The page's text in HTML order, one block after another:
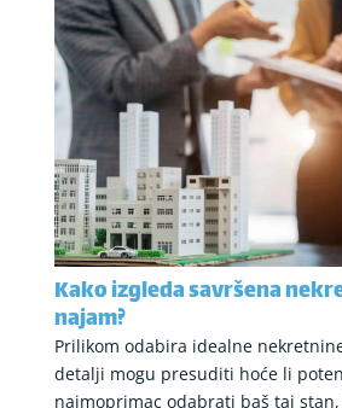
Kako izgleda savršena
najam?
Prilikom odabira idealne
detalji mogu presuditi hoće li
najmoprimac odabrati baš taj